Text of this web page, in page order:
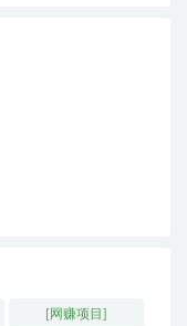
[网赚项目]